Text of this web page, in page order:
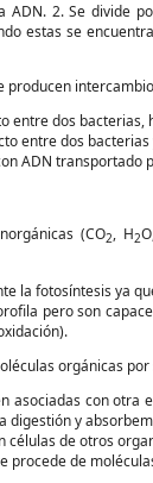
ADN. 2. Se divide
estas se
producen
entre dos
entre dos
ADN transportado
(CO2, H2
la fotosíntesis ya
pero son
orgánicas
asociadas con otra
digestión y
células de otros
procede de